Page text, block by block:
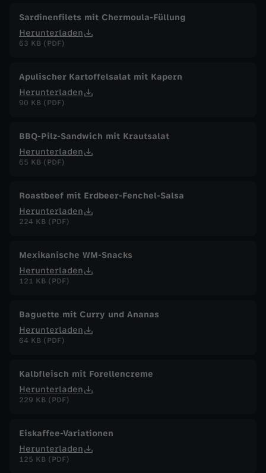
Sardinenfilets mit Chermoula-Füllung
Herunterladen
63 KB (PDF)
Apulischer Kartoffelsalat mit Kapern
Herunterladen
90 KB (PDF)
BBQ-Pilz-Sandwich mit Krautsalat
Herunterladen
65 KB (PDF)
Roastbeef mit Erdbeer-Fenchel-Salsa
Herunterladen
224 KB (PDF)
Mexikanische WM-Snacks
Herunterladen
121 KB (PDF)
Baguette mit Curry und Ananas
Herunterladen
64 KB (PDF)
Kalbfleisch mit Forellencreme
Herunterladen
229 KB (PDF)
Eiskaffee-Variationen
Herunterladen
125 KB (PDF)